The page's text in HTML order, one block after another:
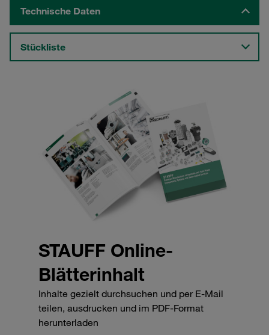
Technische Daten
Stückliste
STAUFF Online-
Blätterinhalt
Inhalte gezielt durchsuchen und per E-Mail
teilen, ausdrucken und im PDF-Format
herunterladen